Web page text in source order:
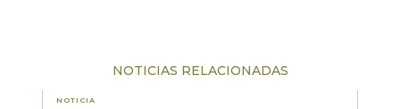
NOTICIAS RELACIONADAS
NOTICIA